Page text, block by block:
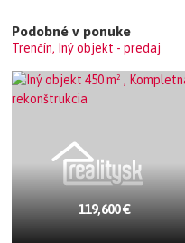
Podobné v ponuke
Trenčín, Iný objekt - predaj
119,600 €